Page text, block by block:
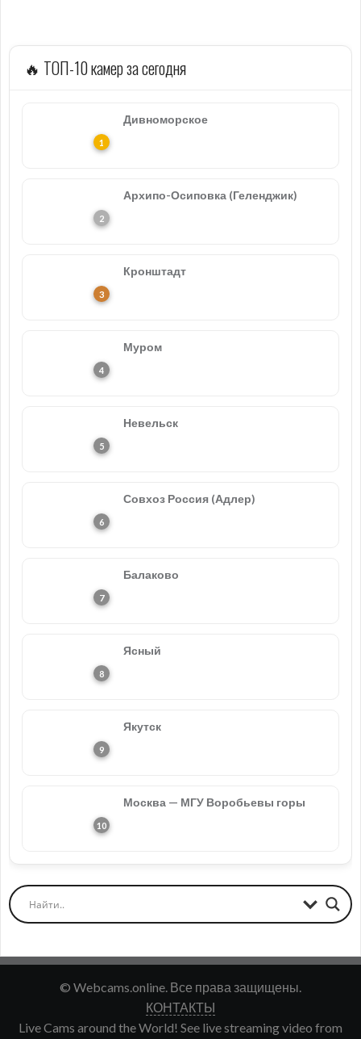
🔥 ТОП-10 камер за сегодня
Дивноморское
Архипо-Осиповка (Геленджик)
Кронштадт
Муром
Невельск
Совхоз Россия (Адлер)
Балаково
Ясный
Якутск
Москва — МГУ Воробьевы горы
© Webcams.online. Все права защищены.
КОНТАКТЫ
Live Cams around the World! See live streaming video from